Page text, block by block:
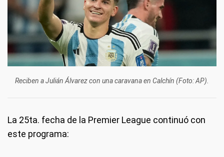
Reciben a Julián Álvarez con una caravana en Calchín (Foto: AP).
La 25ta. fecha de la Premier League continuó con
este programa: